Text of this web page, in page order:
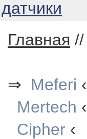
датчики
Главная //
⇒ Meferi
Mertech
Cipher ‹